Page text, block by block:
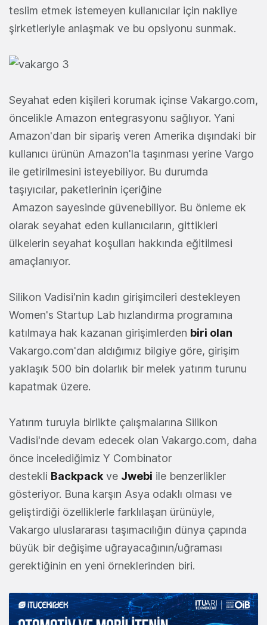
teslim etmek istemeyen kullanıcılar için nakliye
şirketleriyle anlaşmak ve bu opsiyonu sunmak.
Seyahat eden kişileri korumak içinse Vakargo.com,
öncelikle Amazon entegrasyonu sağlıyor. Yani
Amazon'dan bir sipariş veren Amerika dışındaki bir
kullanıcı ürünün Amazon'la taşınması yerine Vargo
ile getirilmesini isteyebiliyor. Bu durumda
taşıyıcılar, paketlerinin içeriğine
Amazon sayesinde güvenebiliyor. Bu önleme ek
olarak seyahat eden kullanıcıların, gittikleri
ülkelerin seyahat koşulları hakkında eğitilmesi
amaçlanıyor.
Silikon Vadisi'nin kadın girişimcileri destekleyen
Women's Startup Lab hızlandırma programına
katılmaya hak kazanan girişimlerden biri olan
Vakargo.com'dan aldığımız bilgiye göre, girişim
yaklaşık 500 bin dolarlık bir melek yatırım turunu
kapatmak üzere.
Yatırım turuyla birlikte çalışmalarına Silikon
Vadisi'nde devam edecek olan Vakargo.com, daha
önce incelediğimiz Y Combinator
destekli Backpack ve Jwebi ile benzerlikler
gösteriyor. Buna karşın Asya odaklı olması ve
geliştirdiği özelliklerle farklılaşan ürünüyle,
Vakargo uluslararası taşımacılığın dünya çapında
büyük bir değişime uğrayacağının/uğraması
gerektiğinin en yeni örneklerinden biri.